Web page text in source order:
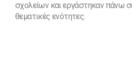
σχολείων και εργάστηκαν πάνω
θεματικές ενότητες.